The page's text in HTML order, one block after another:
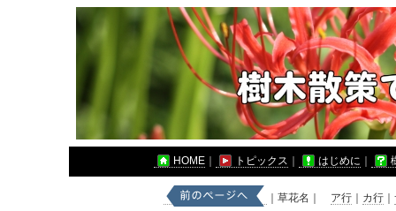
HOME トピックス はじめに
｜草花名｜ ア行 カ行